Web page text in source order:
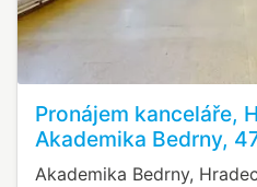
Pronájem kanceláře,
Akademika Bedrny,
Akademika Bedrny,